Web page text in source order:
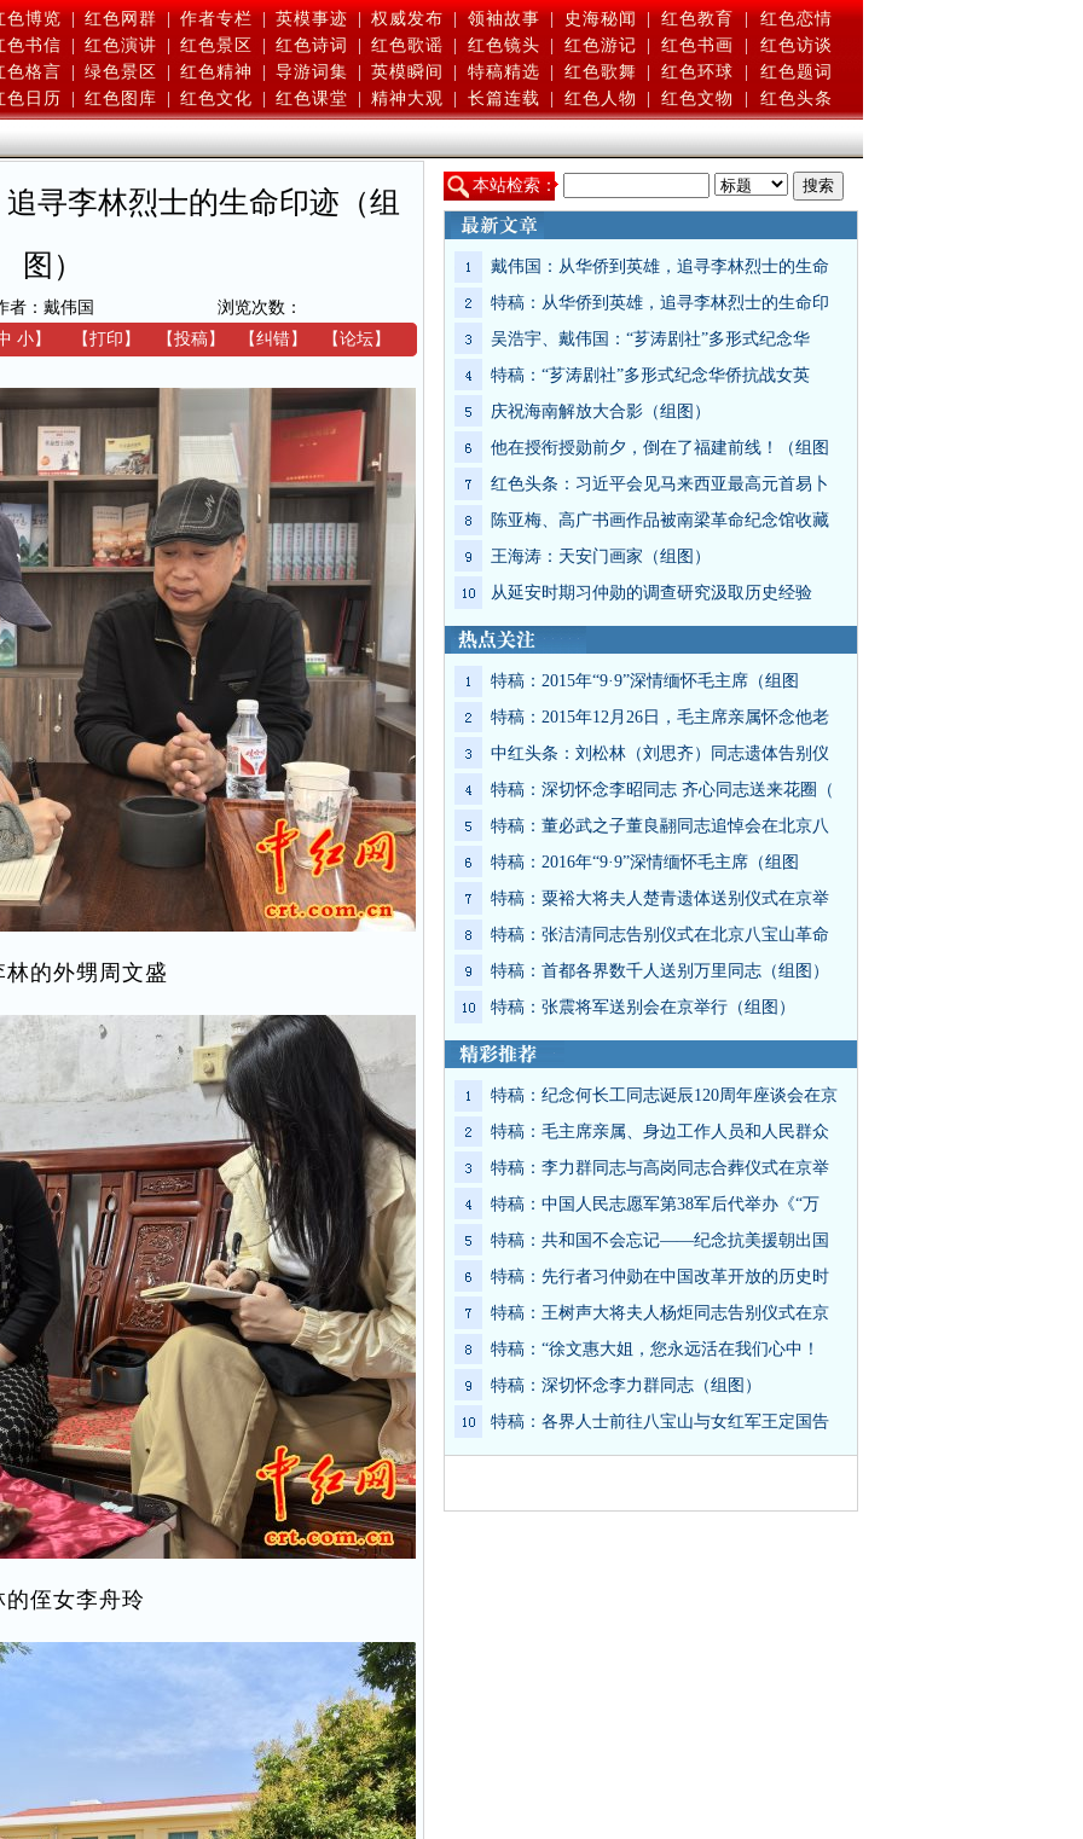
色博览 | 红色网群 | 作者专栏 | 英模事迹 | 权威发布 | 领袖故事 | 史海秘闻 | 红色教育 |
红色恋情
色书信
红色演讲 红色景区 红色诗词 红色歌谣 红色镜头 红色游记 红色书画
红色访谈
色格言
绿色景区 红色精神 导游词集 英模瞬间 特稿精选 红色歌舞 红色环球
红色题词
色日历
红色图库 红色文化 红色课堂 精神大观 长篇连载 红色人物 红色文物 红色头条
寻李林烈士的生命印迹（组
图）
者：戴伟国
浏览次数：
小】 【打印 】 【投稿】 【纠错】 【论坛】
林的外甥周文盛
的侄女李舟玲
本站检索：
戴伟国：从华侨到英雄，追寻李林烈士的生命
特稿：从华侨到英雄，追寻李林烈士的生命印
吴浩宇、戴伟国：“芗涛剧社”多形式纪念华
特稿：“芗涛剧社”多形式纪念华侨抗战女英
庆祝海南解放大合影（组图）
他在授衔授勋前夕，倒在了福建前线！（组图
红色头条：习近平会见马来西亚最高元首易卜
陈亚梅、高广书画作品被南梁革命纪念馆收藏
王海涛：天安门画家（组图）
从延安时期习仲勋的调查研究汲取历史经验
特稿：2015年“9·9”深情缅怀毛主席（组图
特稿：2015年12月26日，毛主席亲属怀念他老
中红头条：刘松林（刘思齐）同志遗体告别仪
特稿：深切怀念李昭同志 齐心同志送来花圈（
特稿：董必武之子董良翮同志追悼会在北京八
特稿：2016年“9·9”深情缅怀毛主席（组图
特稿：粟裕大将夫人楚青遗体送别仪式在京举
特稿：张洁清同志告别仪式在北京八宝山革命
特稿：首都各界数千人送别万里同志（组图）
特稿：张震将军送别会在京举行（组图）
特稿：纪念何长工同志诞辰120周年座谈会在京
特稿：毛主席亲属、身边工作人员和人民群众
特稿：李力群同志与高岗同志合葬仪式在京举
特稿：中国人民志愿军第38军后代举办《“万
特稿：共和国不会忘记——纪念抗美援朝出国
特稿：先行者习仲勋在中国改革开放的历史时
特稿：王树声大将夫人杨炬同志告别仪式在京
特稿：“徐文惠大姐，您永远活在我们心中！
特稿：深切怀念李力群同志（组图）
特稿：各界人士前往八宝山与女红军王定国告